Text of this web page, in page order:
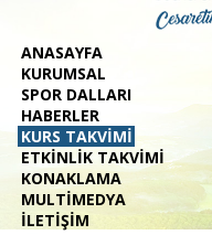
ANASAYFA
KURUMSAL
SPOR DALLARI
HABERLER
KURS TAKVİMİ
ETKİNLİK TAKVİMİ
KONAKLAMA
MULTİMEDYA
İLETİŞİM